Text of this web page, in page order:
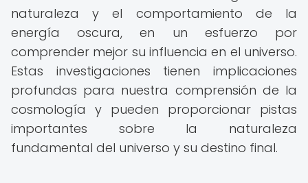
naturaleza y el comportamiento de la
energía oscura, en un esfuerzo por
comprender mejor su influencia en el universo.
Estas investigaciones tienen implicaciones
profundas para nuestra comprensión de la
cosmología y pueden proporcionar pistas
importantes sobre la naturaleza
fundamental del universo y su destino final.